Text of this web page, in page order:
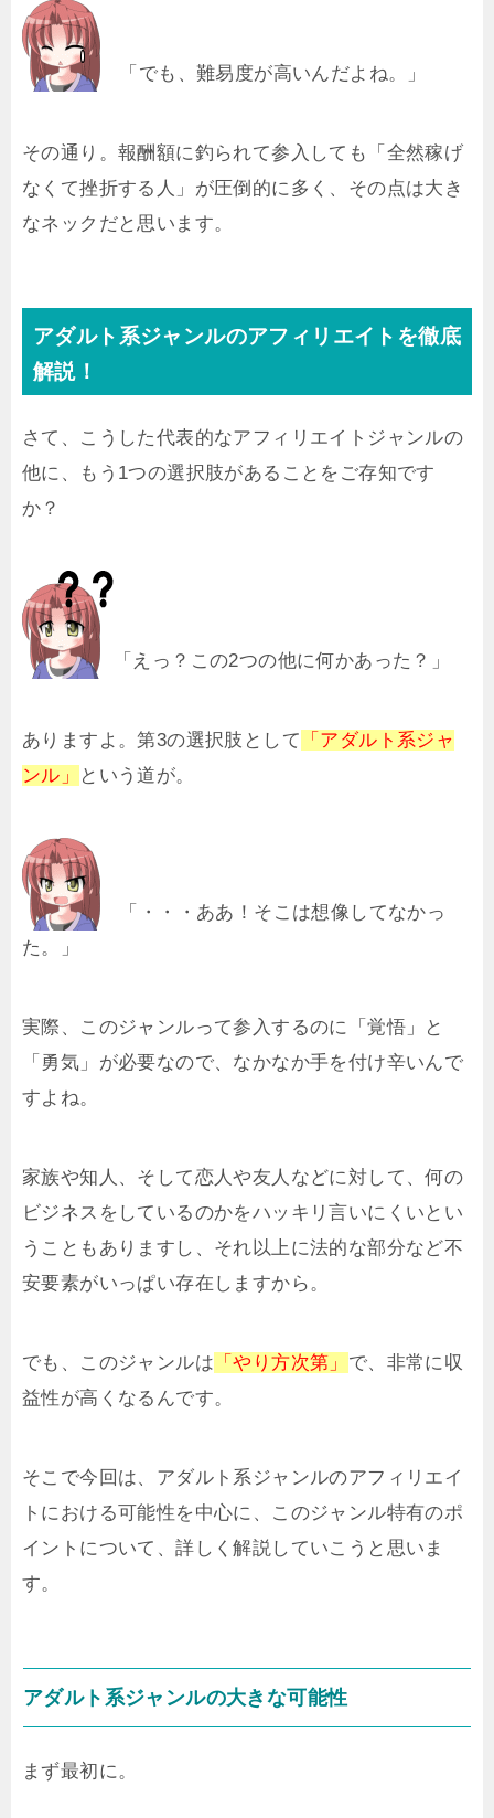
「でも、難易度が高いんだよね。」
その通り。報酬額に釣られて参入しても「全然稼げ
なくて挫折する人」が圧倒的に多く、その点は大き
なネックだと思います。
アダルト系ジャンルのアフィリエイトを徹底
解説！
さて、こうした代表的なアフィリエイトジャンルの
他に、もう1つの選択肢があることをご存知です
か？
「えっ？この2つの他に何かあった？」
ありますよ。第3の選択肢として
「アダルト系ジャ
ンル」
という道が。
「・・・ああ！そこは想像してなかっ
た。」
実際、このジャンルって参入するのに「覚悟」と
「勇気」が必要なので、なかなか手を付け辛いんで
すよね。
家族や知人、そして恋人や友人などに対して、何の
ビジネスをしているのかをハッキリ言いにくいとい
うこともありますし、それ以上に法的な部分など不
安要素がいっぱい存在しますから。
でも、このジャンルは 「やり方次第」 で、非常に収
益性が高くなるんです。
そこで今回は、アダルト系ジャンルのアフィリエイ
トにおける可能性を中心に、このジャンル特有のポ
イントについて、詳しく解説していこうと思いま
す。
アダルト系ジャンルの大きな可能性
まず最初に。